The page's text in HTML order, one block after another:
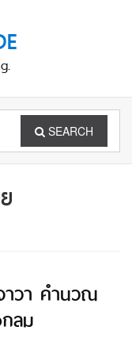
SEARCH
าวา คำนวณ
ลม